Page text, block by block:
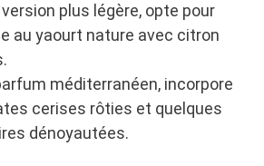
plus légère, opte pour
au yaourt nature avec citron
méditerranéen, incorpore
cerises rôties et quelques
dénoyautées.